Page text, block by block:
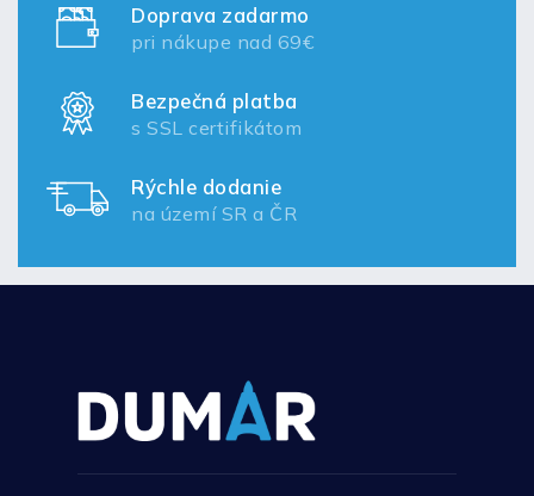
Doprava zadarmo
pri nákupe nad 69€
Bezpečná platba
s SSL certifikátom
Rýchle dodanie
na území SR a ČR